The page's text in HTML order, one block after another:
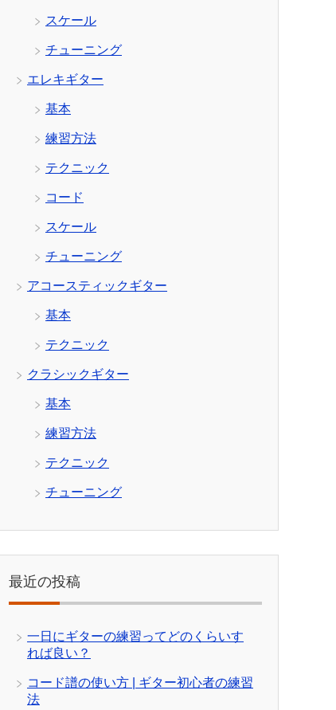
スケール
チューニング
エレキギター
基本
練習方法
テクニック
コード
スケール
チューニング
アコースティックギター
基本
テクニック
クラシックギター
基本
練習方法
テクニック
チューニング
最近の投稿
一日にギターの練習ってどのくらいす
れば良い？
コード譜の使い方 | ギター初心者の練習
法